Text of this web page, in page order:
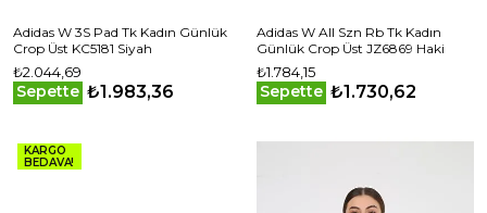
Adidas W 3S Pad Tk Kadın Günlük
Crop Üst KC5181 Siyah
₺2.044,69
Sepette ₺1.983,36
Adidas W All Szn Rb Tk Kadın
Günlük Crop Üst JZ6869 Haki
₺1.784,15
Sepette ₺1.730,62
KARGO
BEDAVA!